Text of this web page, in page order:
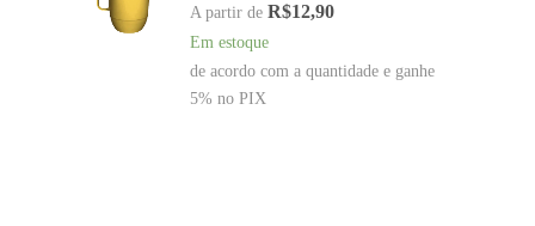
A partir de R$12,90
Em estoque
de acordo com a quantidade e ganhe
5% no PIX